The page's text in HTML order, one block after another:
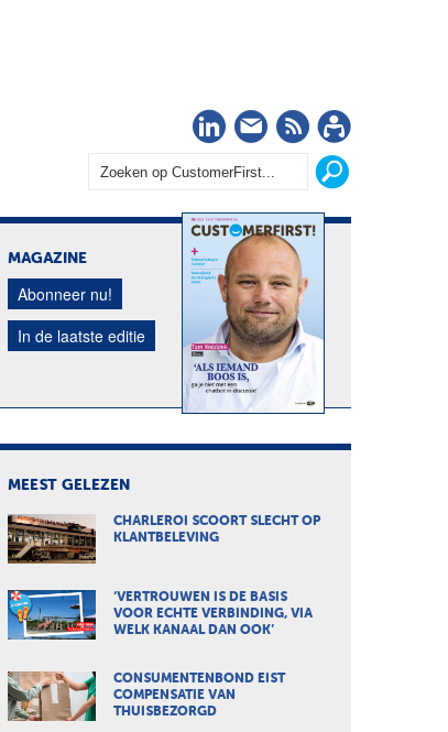
LinkedIn
Nieuwsbrief
RSS
MAGAZINE
Abonneer nu!
In de laatste editie
MEEST GELEZEN
CHARLEROI SCOORT SLECHT OP
KLANTBELEVING
‘VERTROUWEN IS DE BASIS
VOOR ECHTE VERBINDING, VIA
WELK KANAAL DAN OOK’
CONSUMENTENBOND EIST
COMPENSATIE VAN
THUISBEZORGD